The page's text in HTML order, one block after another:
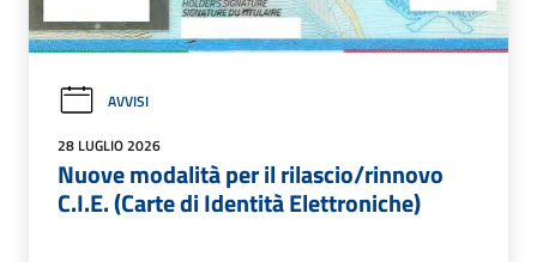
AVVISI
28 LUGLIO 2026
Nuove modalità per il rilascio/rinnovo
C.I.E. (Carte di Identità Elettroniche)